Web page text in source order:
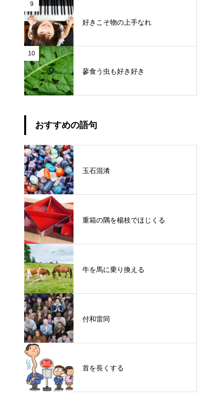
9
好きこそ物の上手なれ
10
蓼食う虫も好き好き
おすすめの語句
玉石混淆
重箱の隅を楊枝でほじくる
牛を馬に乗り換える
付和雷同
首を長くする